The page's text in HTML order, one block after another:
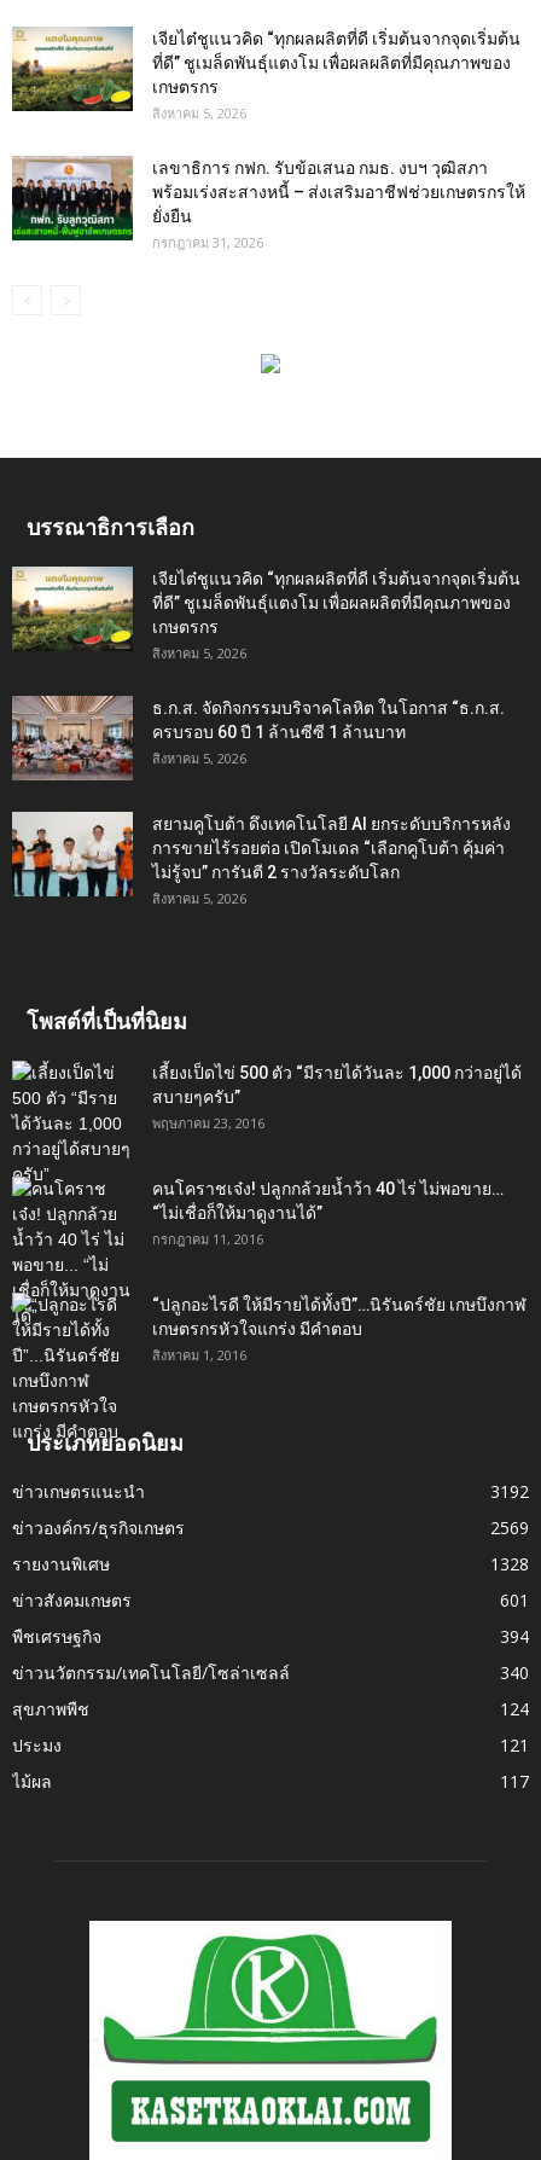
เจียไต๋ชูแนวคิด “ทุกผลผลิตที่ดี เริ่มต้นจากจุดเริ่มต้น
ที่ดี” ชูเมล็ดพันธุ์แตงโม เพื่อผลผลิตที่มีคุณภาพของ
เกษตรกร
สิงหาคม 5, 2026
เลขาธิการ กฟก. รับข้อเสนอ กมธ. งบฯ วุฒิสภา
พร้อมเร่งสะสางหนี้ – ส่งเสริมอาชีฟช่วยเกษตรกรให้
ยั่งยืน
กรกฎาคม 31, 2026
บรรณาธิการเลือก
เจียไต๋ชูแนวคิด “ทุกผลผลิตที่ดี เริ่มต้นจากจุดเริ่มต้น
ที่ดี” ชูเมล็ดพันธุ์แตงโม เพื่อผลผลิตที่มีคุณภาพของ
เกษตรกร
สิงหาคม 5, 2026
ธ.ก.ส. จัดกิจกรรมบริจาคโลหิต ในโอกาส “ธ.ก.ส.
ครบรอบ 60 ปี 1 ล้านซีซี 1 ล้านบาท
สิงหาคม 5, 2026
สยามคูโบต้า ดึงเทคโนโลยี AI ยกระดับบริการหลัง
การขายไร้รอยต่อ เปิดโมเดล “เลือกคูโบต้า คุ้มค่า
ไม่รู้จบ” การันตี 2 รางวัลระดับโลก
สิงหาคม 5, 2026
โพสต์ที่เป็นที่นิยม
เลี้ยงเป็ดไข่ 500 ตัว “มีรายได้วันละ 1,000 กว่าอยู่ได้
สบายๆครับ”
พฤษภาคม 23, 2016
คนโคราชเจ๋ง! ปลูกกล้วยน้ำว้า 40 ไร่ ไม่พอขาย…
“ไม่เชื่อก็ให้มาดูงานได้”‬
กรกฎาคม 11, 2016
“ปลูกอะไรดี ให้มีรายได้ทั้งปี”…นิรันดร์ชัย เกษบึงกาฬ
เกษตรกรหัวใจแกร่ง มีคำตอบ
สิงหาคม 1, 2016
ประเภทยอดนิยม
ข่าวเกษตรแนะนำ
3192
ข่าวองค์กร/ธุรกิจเกษตร
2569
รายงานพิเศษ
1328
ข่าวสังคมเกษตร
601
พืชเศรษฐกิจ
394
ข่าวนวัตกรรม/เทคโนโลยี/โซล่าเซลล์
340
สุขภาพพืช
124
ประมง
121
ไม้ผล
117